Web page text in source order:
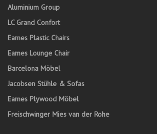
Aluminium Group
LC Grand Confort
Eames Plastic Chairs
Eames Lounge Chair
Barcelona Möbel
Jacobsen Stühle & Sofas
Eames Plywood Möbel
Freischwinger Mies van der Rohe